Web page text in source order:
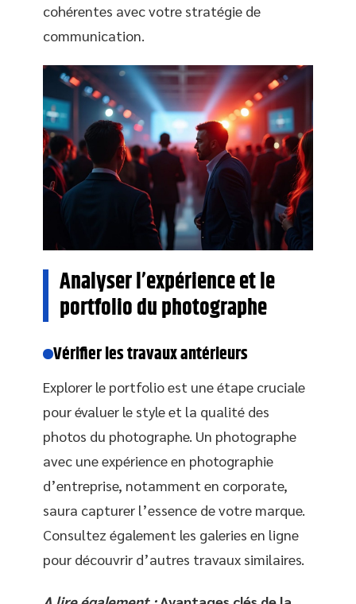
cohérentes avec votre stratégie de
communication.
Analyser l’expérience et le
portfolio du photographe
Vérifier les travaux antérieurs
Explorer le portfolio est une étape cruciale
pour évaluer le style et la qualité des
photos du photographe. Un photographe
avec une expérience en photographie
d’entreprise, notamment en corporate,
saura capturer l’essence de votre marque.
Consultez également les galeries en ligne
pour découvrir d’autres travaux similaires.